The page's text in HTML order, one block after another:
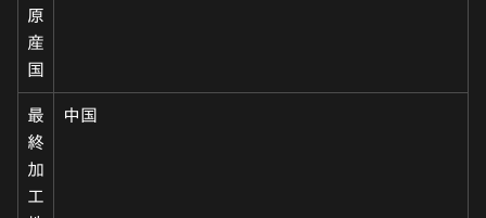
原
産
国
最
終
加
工
中国